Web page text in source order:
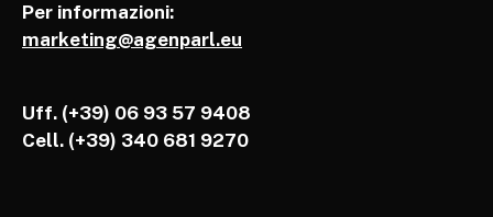
Per informazioni:
marketing@agenparl.eu
Uff. (+39) 06 93 57 9408
Cell. (+39) 340 681 9270